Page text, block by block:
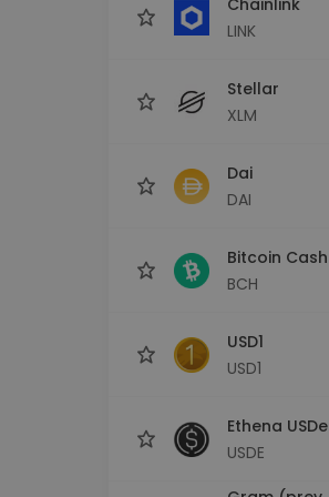
LINK
Stellar
XLM
Dai
DAI
Bitcoin Cash
BCH
USD1
USD1
Ethena USDe
USDE